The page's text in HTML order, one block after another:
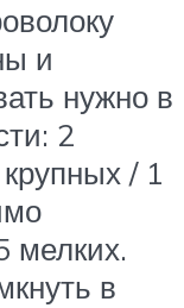
и
нужно в
2
/ 1
мелких.
в